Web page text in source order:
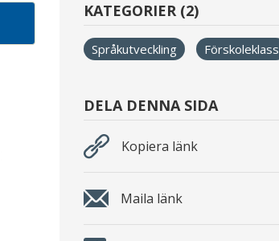
KATEGORIER (2)
Språkutveckling Förskoleklass
DELA DENNA SIDA
Kopiera länk
Maila länk